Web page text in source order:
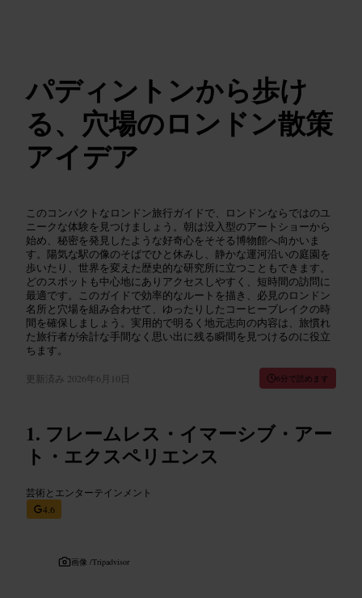
パディントンから歩け
る、穴場のロンドン散策
アイデア
このコンパクトなロンドン旅行ガイドで、ロンドンならではのユ
ニークな体験を見つけましょう。朝は没入型のアートショーから
始め、秘密を発見したような好奇心をそそる博物館へ向かいま
す。陽気な駅の像のそばでひと休みし、静かな運河沿いの庭園を
歩いたり、世界を変えた歴史的な研究所に立つこともできます。
どのスポットも中心地にありアクセスしやすく、短時間の訪問に
最適です。このガイドで効率的なルートを描き、必見のロンドン
名所と穴場を組み合わせて、ゆったりしたコーヒーブレイクの時
間を確保しましょう。実用的で明るく地元志向の内容は、旅慣れ
た旅行者が余計な手間なく思い出に残る瞬間を見つけるのに役立
ちます。
更新済み 2026年6月10日 6分で読めます
フレームレス・イマーシブ・アー
ト・エクスペリエンス
芸術とエンターテインメント
4.6
画像 /Tripadvisor